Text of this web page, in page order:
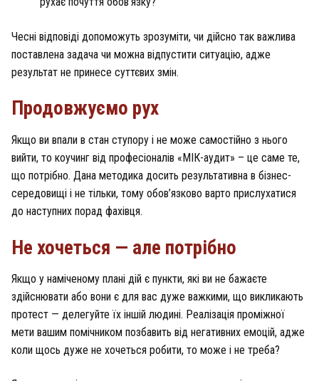
Чесні відповіді допоможуть зрозуміти, чи дійсно так важлива
поставлена задача чи можна відпустити ситуацію, адже
результат не принесе суттєвих змін.
Продовжуємо рух
Якщо ви впали в стан ступору і не може самостійно з нього
вийти, то коучинг від професіоналів «МІК-аудит» – це саме те,
що потрібно. Дана методика досить результативна в бізнес-
середовищі і не тільки, тому обов’язково варто прислухатися
до наступних порад фахівця.
Не хочеться — але потрібно
Якщо у наміченому плані дій є пункти, які ви не бажаєте
здійснювати або вони є для вас дуже важкими, що викликають
протест — делегуйте їх іншій людині. Реалізація проміжної
мети вашим помічником позбавить від негативних емоцій, адже
коли щось дуже не хочеться робити, то може і не треба?